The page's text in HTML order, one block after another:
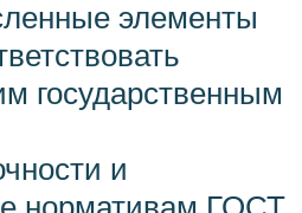
элементы
государственным
и